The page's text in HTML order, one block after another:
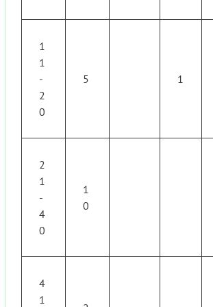
1
1
-
2
0
5 1
2
1
-
4
0
1
0
4
1